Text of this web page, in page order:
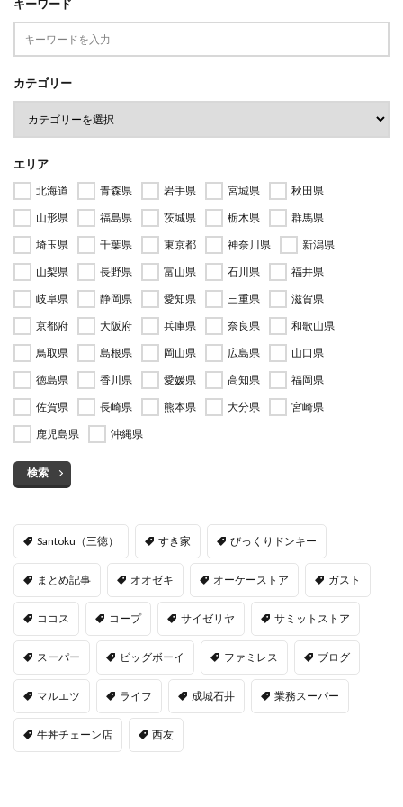
キーワード
カテゴリー
エリア
北海道 青森県 岩手県 宮城県
秋田県
山形県
福島県 茨城県 栃木県
群馬県
埼玉県
千葉県 東京都 神奈川県
新潟県
山梨県
長野県 富山県 石川県
福井県
岐阜県
静岡県 愛知県 三重県
滋賀県
京都府
大阪府 兵庫県 奈良県
和歌山県
鳥取県
島根県 岡山県 広島県
山口県
徳島県
香川県 愛媛県 高知県
福岡県
佐賀県
長崎県 熊本県 大分県
宮崎県
鹿児島県
沖縄県
検索
Santoku（三徳） すき家 びっくりドンキー
まとめ記事 オオゼキ オーケーストア ガスト
ココス コープ サイゼリヤ サミットストア
スーパー ビッグボーイ ファミレス ブログ
マルエツ ライフ 成城石井 業務スーパー
牛丼チェーン店 西友